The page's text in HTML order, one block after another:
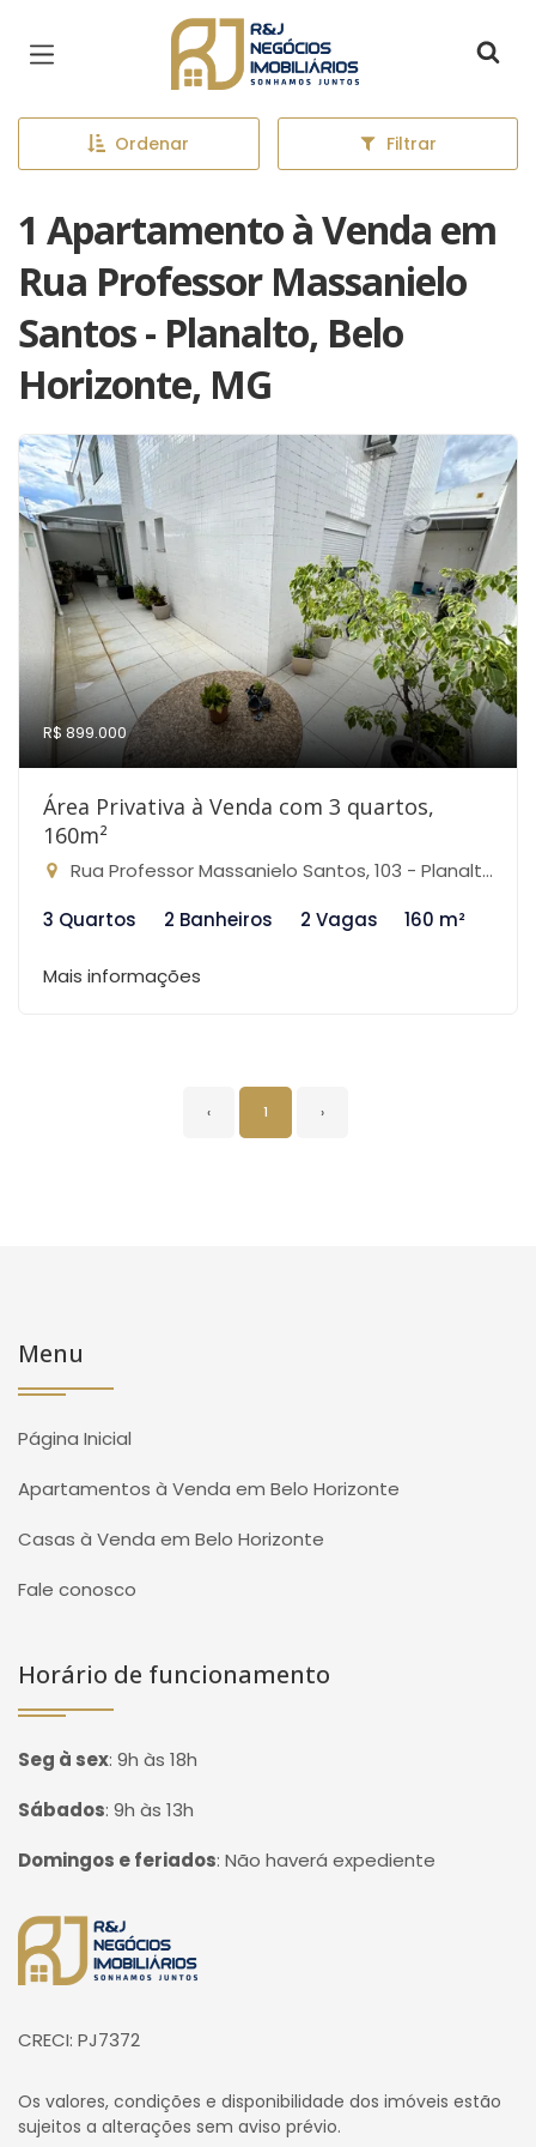
Página inicial
Ordenar Filtrar
1 Apartamento à Venda em
Rua Professor Massanielo
Santos - Planalto, Belo
Horizonte, MG
R$ 899.000
Área Privativa à Venda com 3 quartos,
160m²
Rua Professor Massanielo Santos, 103 - Planalto, Belo Horizonte-MG
3 Quartos
2 Banheiros 2 Vagas 160 m²
Mais informações
‹ 1 ›
Menu
Página Inicial
Apartamentos à Venda em Belo Horizonte
Casas à Venda em Belo Horizonte
Fale conosco
Horário de funcionamento
Seg à sex: 9h às 18h
Sábados: 9h às 13h
Domingos e feriados: Não haverá expediente
Página inicial
CRECI: PJ7372
Os valores, condições e disponibilidade dos imóveis estão
sujeitos a alterações sem aviso prévio.